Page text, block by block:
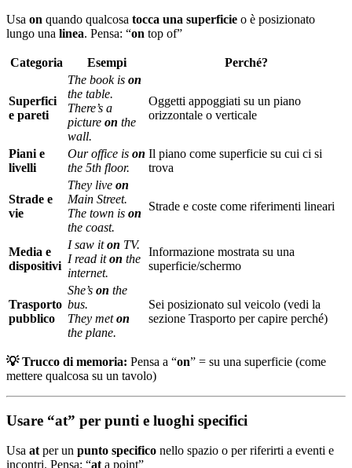
Usa on quando qualcosa tocca una superficie o è posizionato
lungo una linea. Pensa: “on top of”
Categoria Esempi Perché?
Superfici
e pareti
The book is on
the table.
There’s a
picture on the
wall.
Oggetti appoggiati su un piano
orizzontale o verticale
Piani e
livelli
Our office is on
the 5th floor.
Il piano come superficie su cui ci si
trova
Strade e
vie
They live on
Main Street.
The town is on
the coast.
Strade e coste come riferimenti lineari
Media e
dispositivi
I saw iton TV.
I read iton the
internet.
Informazione mostrata su una
superficie/schermo
Trasporto
pubblico
She’s on the
bus.
They meton
the plane.
Sei posizionato sul veicolo (vedi la
sezione Trasporto per capire perché)
💡 Trucco di memoria: Pensa a “on” = su una superficie (come
mettere qualcosa su un tavolo)
Usare “at” per punti e luoghi specifici
Usa atper un punto specifico nello spazio o per riferirti a eventi e
incontri. Pensa: “at a point”